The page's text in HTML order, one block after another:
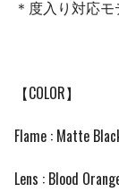
＊度入り対応
【COLOR】
Flame : Matte
Lens : Blood